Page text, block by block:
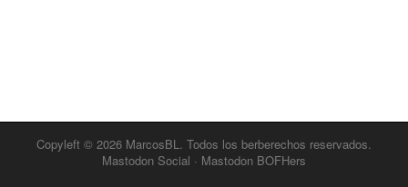
Copyleft © 2026 MarcosBL. Todos los berberechos reservados.
Mastodon Social · Mastodon BOFHers